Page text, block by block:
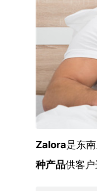
Zalora是东
种产品供客户